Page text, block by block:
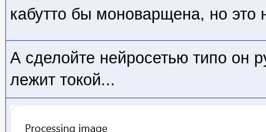
кабутто бы моноварщена, но это
А сделойте нейросетью типо он
лежит токой...